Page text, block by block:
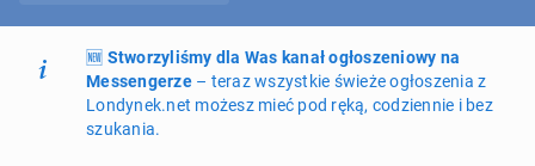
Dodaj ogłoszenie Moje ogłoszenia
Oferta i cennik ogłoszeń
🆕 Stworzyliśmy dla Was kanał ogłoszeniowy na
Messengerze– teraz wszystkie świeże ogłoszenia z
Londynek.net możesz mieć pod ręką, codziennie i bez
szukania.